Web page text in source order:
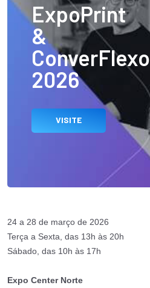
ExpoPrint
&
ConverFlexo
2026
VISITE
24 a 28 de março de 2026
Terça a Sexta, das 13h às 20h
Sábado, das 10h às 17h
Expo Center Norte